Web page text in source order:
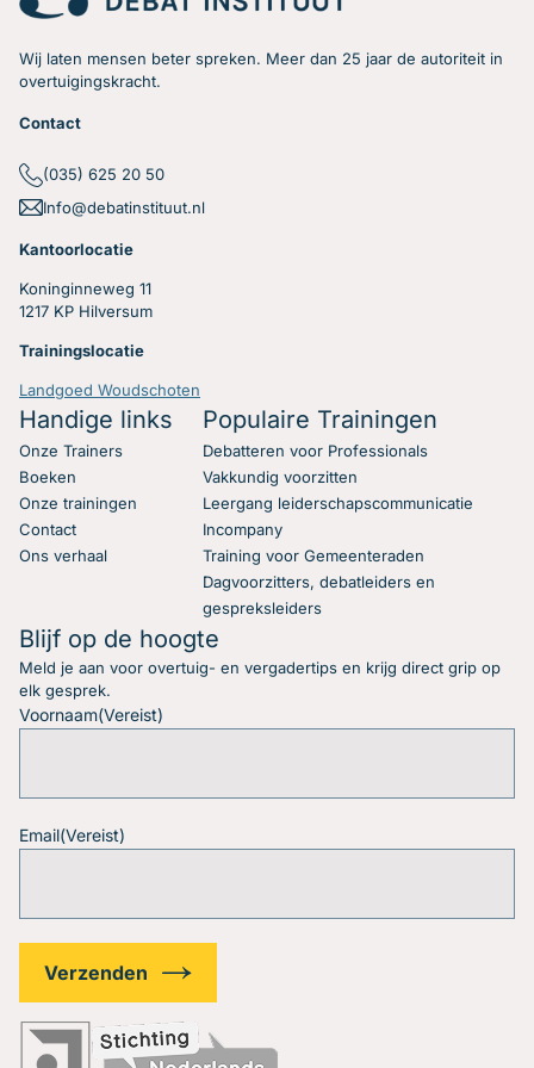
Hoe zorg je dat je
antwoord krijgt op jouw
vragen?
discussies dat de vragen die je stelt niet beantwoord
worden? Hier een paar concrete en simpele tips die jou
gaan helpen!
Lees verder
Wij laten mensen beter spreken. Meer dan 25 jaar de autoriteit in
overtuigingskracht.
Contact
(035) 625 20 50
Info@debatinstituut.nl
Kantoorlocatie
Koninginneweg 11
1217 KP Hilversum
Trainingslocatie
Landgoed Woudschoten
Handige links
Onze Trainers
Boeken
Onze trainingen
Contact
Ons verhaal
Populaire Trainingen
Debatteren voor Professionals
Vakkundig voorzitten
Leergang leiderschapscommunicatie
Incompany
Training voor Gemeenteraden
Dagvoorzitters, debatleiders en
gespreksleiders
Blijf op de hoogte
Meld je aan voor overtuig- en vergadertips en krijg direct grip op
elk gesprek.
Voornaam(Vereist)
Email(Vereist)